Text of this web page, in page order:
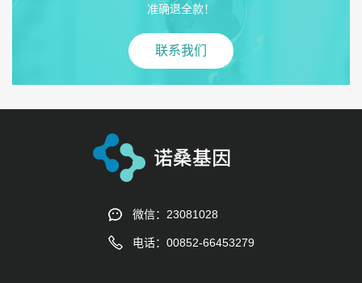
准确退全款！
联系我们
微信：23081028
电话：00852-66453279